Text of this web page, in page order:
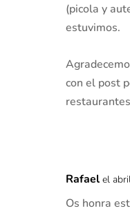
(picola y
estuvimos.
con el post
Rafael el
Os honra